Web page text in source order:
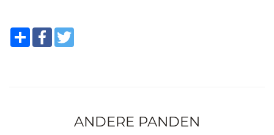
ShareFacebook
ANDERE PANDEN